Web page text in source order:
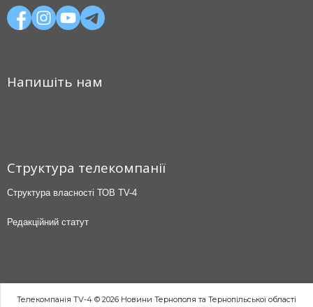
Напишіть нам
Структура телекомпанії
Структура власності ТОВ TV-4
Редакційний статут
Телекомпанія TV-4 © 2026 Новини Тернополя та Тернопільської області